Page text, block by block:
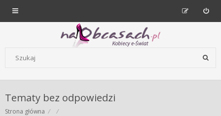
Forum dla kobiet | NaObcasach.pl
Tematy bez odpowiedzi
Strona główna